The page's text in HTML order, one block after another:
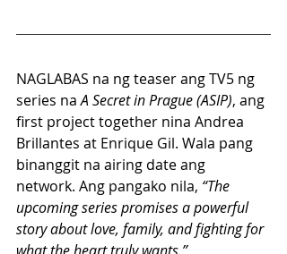
NAGLABAS na ng teaser ang TV5 ng
series na A Secret in Prague (ASIP), ang
first project together nina Andrea
Brillantes at Enrique Gil. Wala pang
binanggit na airing date ang
network. Ang pangako nila, “The
upcoming series promises a powerful
story about love, family, and fighting for